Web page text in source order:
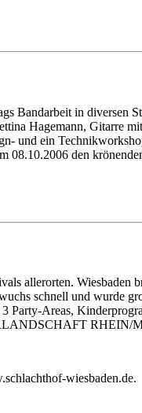
Bandarbeit in diversen
Hagemann, Gitarre
und ein
08.10.2006 den
allerorten. Wiesbaden
schnell und wurde
Party-Areas,
RHEIN/
wiesbaden.de.